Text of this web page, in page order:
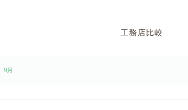
工務店比較
9月